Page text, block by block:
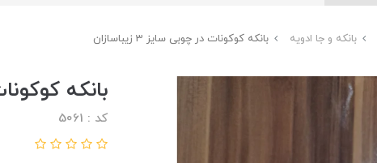
بانکه و جا ادویه بانکه کوکونات در چوبی سایز 3 زیباسازان
بانکه کوکونات
کد : 5061